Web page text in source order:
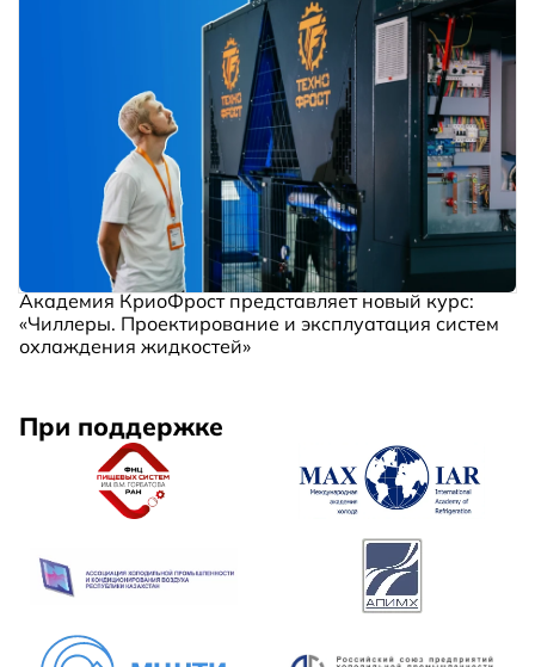
Академия КриоФрост представляет новый курс:
«Чиллеры. Проектирование и эксплуатация систем
охлаждения жидкостей»
При поддержке